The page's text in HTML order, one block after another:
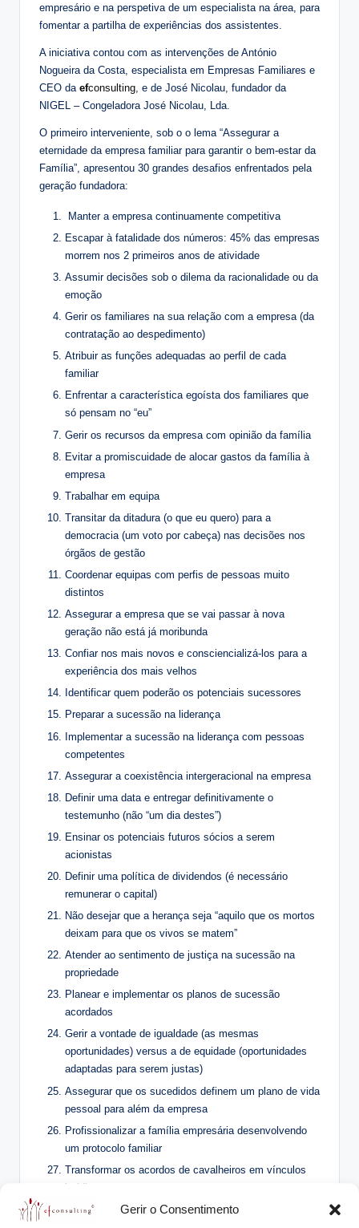
Gerir o Consentimento
empresário e na perspetiva de um especialista na área, para
fomentar a partilha de experiências dos assistentes.
A iniciativa contou com as intervenções de António
Nogueira da Costa, especialista em Empresas Familiares e
CEO da efconsulting , e de José Nicolau, fundador da
NIGEL – Congeladora José Nicolau, Lda.
O primeiro interveniente, sob o o lema “Assegurar a
eternidade da empresa familiar para garantir o bem-estar da
Família”, apresentou 30 grandes desafios enfrentados pela
geração fundadora:
Manter a empresa continuamente competitiva
Escapar à fatalidade dos números: 45% das empresas
morrem nos 2 primeiros anos de atividade
Assumir decisões sob o dilema da racionalidade ou da
emoção
Gerir os familiares na sua relação com a empresa (da
contratação ao despedimento)
Atribuir as funções adequadas ao perfil de cada
familiar
Enfrentar a característica egoísta dos familiares que
só pensam no “eu”
Gerir os recursos da empresa com opinião da família
Evitar a promiscuidade de alocar gastos da família à
empresa
Trabalhar em equipa
Transitar da ditadura (o que eu quero) para a
democracia (um voto por cabeça) nas decisões nos
órgãos de gestão
Coordenar equipas com perfis de pessoas muito
distintos
Assegurar a empresa que se vai passar à nova
geração não está já moribunda
Confiar nos mais novos e consciencializá-los para a
experiência dos mais velhos
Identificar quem poderão os potenciais sucessores
Preparar a sucessão na liderança
Implementar a sucessão na liderança com pessoas
competentes
Assegurar a coexistência intergeracional na empresa
Definir uma data e entregar definitivamente o
testemunho (não “um dia destes”)
Ensinar os potenciais futuros sócios a serem
acionistas
Definir uma política de dividendos (é necessário
remunerar o capital)
Não desejar que a herança seja “aquilo que os mortos
deixam para que os vivos se matem”
Atender ao sentimento de justiça na sucessão na
propriedade
Planear e implementar os planos de sucessão
acordados
Gerir a vontade de igualdade (as mesmas
oportunidades) versus a de equidade (oportunidades
adaptadas para serem justas)
Assegurar que os sucedidos definem um plano de vida
pessoal para além da empresa
Profissionalizar a família empresária desenvolvendo
um protocolo familiar
Transformar os acordos de cavalheiros em vínculos
jurídicos
Definir quando se tem de começar a atuar (amanhã